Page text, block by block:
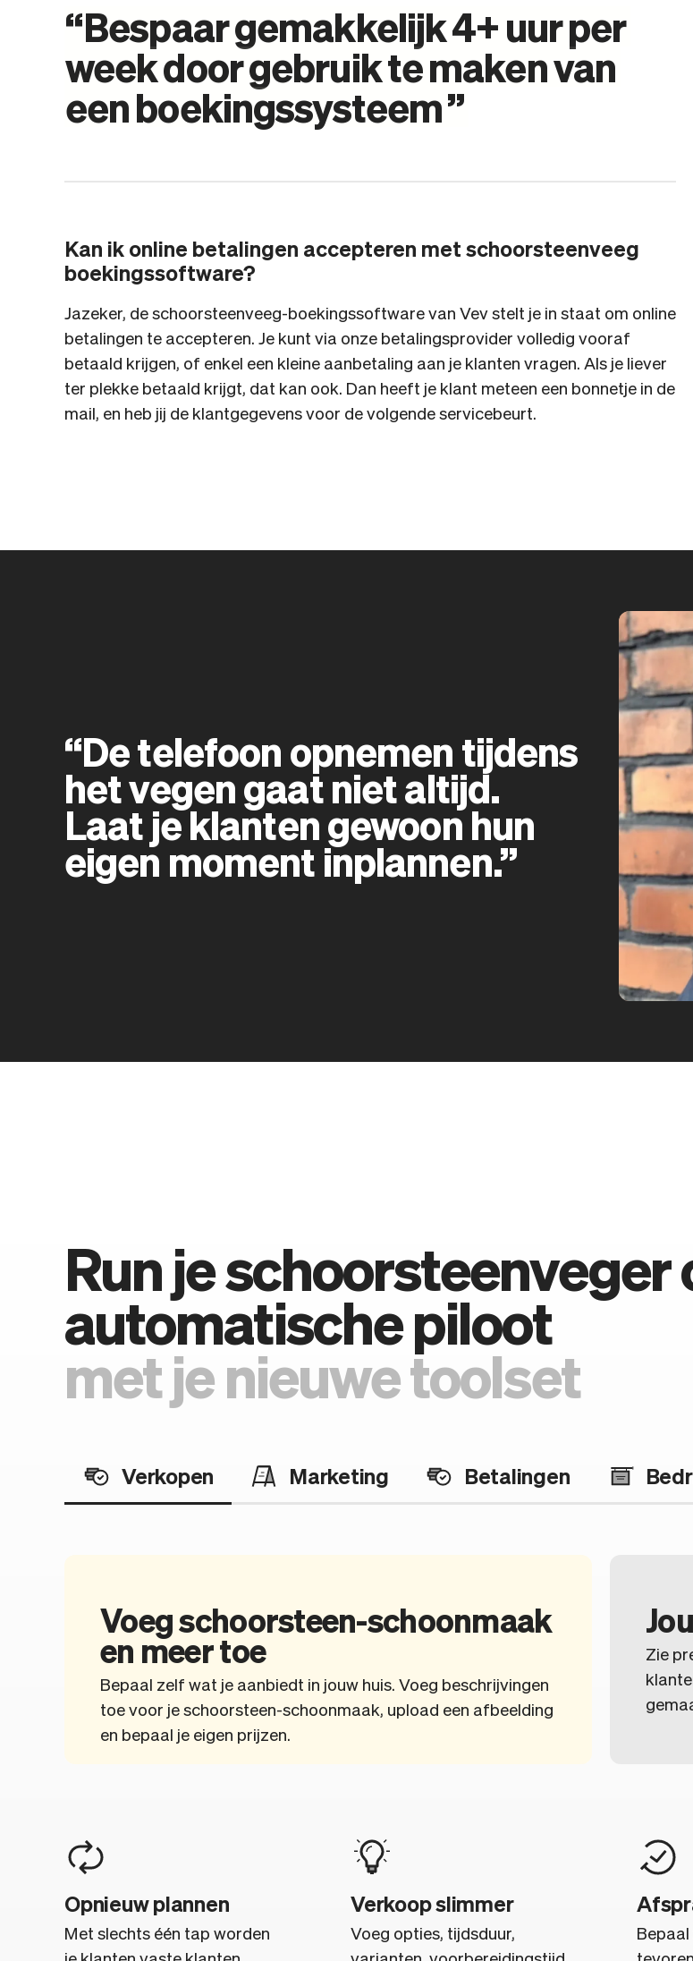
“Bespaargemakkelijk4+uurper
weekdoorgebruiktemakenvan
eenboekingssysteem”
Kan ik online betalingen accepteren met schoorsteenveeg
boekingssoftware?
Jazeker, de schoorsteenveeg-boekingssoftware van Vev stelt je in staat om online
betalingen te accepteren. Je kunt via onze betalingsprovider volledig vooraf
betaald krijgen, of enkel een kleine aanbetaling aan je klanten vragen. Als je liever
ter plekke betaald krijgt, dat kan ook. Dan heeft je klant meteen een bonnetje in de
mail, en heb jij de klantgegevens voor de volgende servicebeurt.
“De telefoon opnemen tijdens
het vegen gaat niet altijd.
Laat je klanten gewoon hun
eigen moment inplannen.”
Run je schoorsteenveger
automatische piloot
met je nieuwe toolset
Verkopen Marketing Betalingen
Voeg schoorsteen-schoonmaak
en meer toe
Bepaal zelf wat je aanbiedt in jouw huis. Voeg beschrijvingen
toe voor je schoorsteen-schoonmaak, upload een afbeelding
en bepaal je eigen prijzen.
Zie
Opnieuw plannen
Met slechts één tap worden
Verkoop slimmer
Voeg opties, tijdsduur,